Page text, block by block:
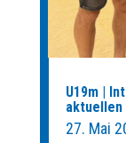
U19m |
aktuellen
27. Mai